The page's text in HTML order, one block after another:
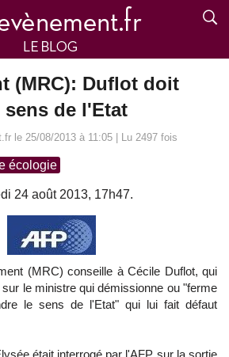
(MRC): Duflot doit
de l'Etat
le 25/08/2013 à 11:05 | Lu 2497 fois
écologie
24 août 2013, 17h47.
(MRC) conseille à Cécile Duflot, qui
le ministre qui démissionne ou "ferme
le sens de l'Etat" qui lui fait défaut
était interrogé par l'AFP sur la sortie